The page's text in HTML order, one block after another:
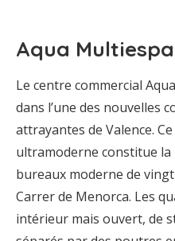
Aqua
Le centre commercial
dans l’une des nouvelles
attrayantes de Valence.
ultramoderne constitue la
bureaux moderne de
Carrer de Menorca. Les
intérieur mais ouvert, de